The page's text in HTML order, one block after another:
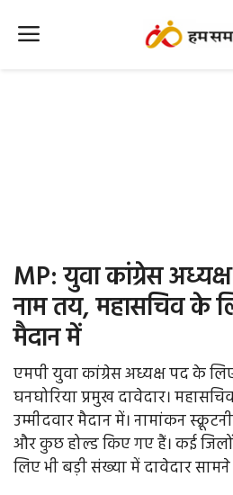
Office Office
Political Gossips
Farm & Food
Opinion
Health & Lifestyle
MP: युवा कांग्रेस
नाम तय, महासचिव के
मैदान में
एमपी युवा कांग्रेस अध्यक्ष पद के
घनघोरिया प्रमुख दावेदार।
उम्मीदवार मैदान में। नामांकन
और कुछ होल्ड किए गए हैं। कई
लिए भी बड़ी संख्या में दावेदार